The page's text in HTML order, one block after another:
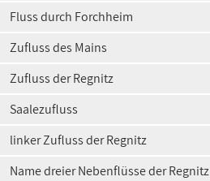
Fluss durch Forchheim
Zufluss des Mains
Zufluss der Regnitz
Saalezufluss
linker Zufluss der Regnitz
Name dreier Nebenflüsse der Regnitz